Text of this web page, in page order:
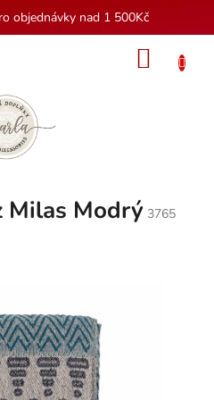
objednávky nad 1 500Kč
Milas Modrý 3765